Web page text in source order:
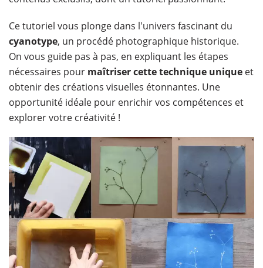
Ce tutoriel vous plonge dans l'univers fascinant du
cyanotype, un procédé photographique historique.
On vous guide pas à pas, en expliquant les étapes
nécessaires pour maîtriser cette technique unique et
obtenir des créations visuelles étonnantes. Une
opportunité idéale pour enrichir vos compétences et
explorer votre créativité !​